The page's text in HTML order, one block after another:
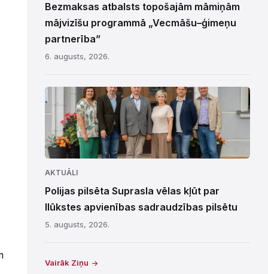
Bezmaksas atbalsts topošajām māmiņām
mājvizīšu programmā „Vecmāšu–ģimeņu
partnerība”
6. augusts, 2026.
AKTUĀLI
Polijas pilsēta Suprasla vēlas kļūt par
Ilūkstes apvienības sadraudzības pilsētu
5. augusts, 2026.
Vairāk Ziņu